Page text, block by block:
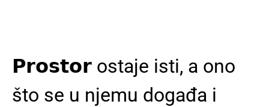
𝗣𝗿𝗼𝘀𝘁𝗼𝗿 ostaje isti, a ono
što se u njemu događa i